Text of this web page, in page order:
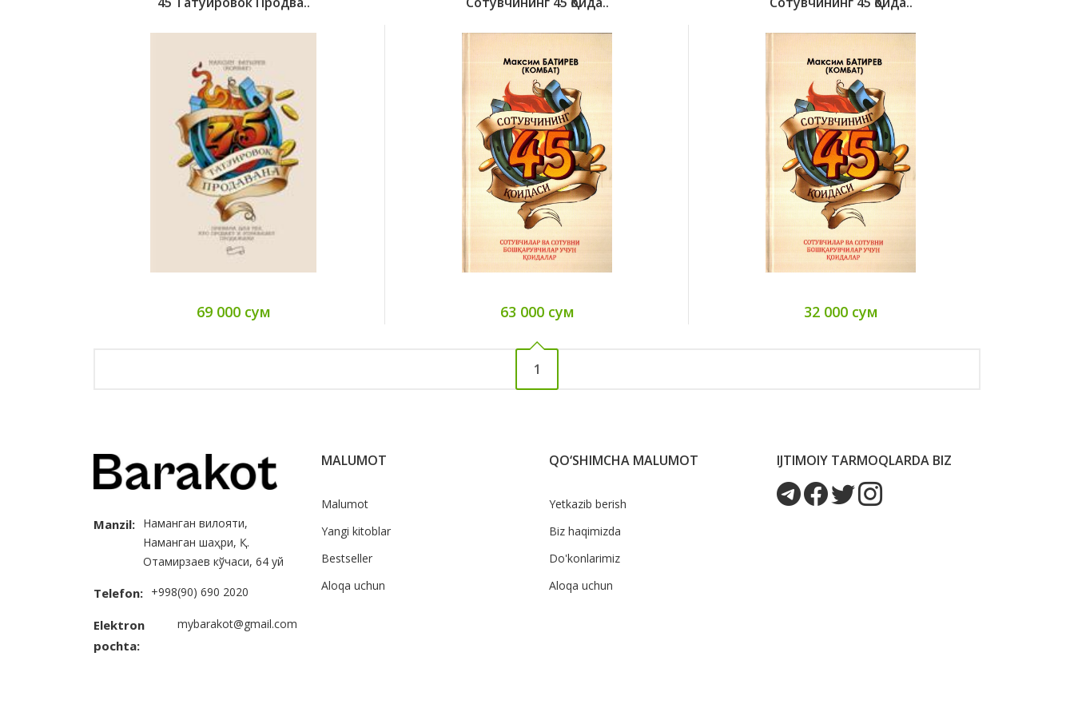
69 000 сум 63 000 сум 32 000 сум
1
Manzil: Наманган вилояти,
Наманган шаҳри, Қ.
Отамирзаев кўчаси, 64 уй
Telefon: +998(90) 690 2020
Elektron
pochta:
mybarakot@gmail.com
MALUMOT
Malumot
Yangi kitoblar
Bestseller
Aloqa uchun
QO‘SHIMCHA MALUMOT
Yetkazib berish
Biz haqimizda
Do'konlarimiz
Aloqa uchun
IJTIMOIY TARMOQLARDA BIZ